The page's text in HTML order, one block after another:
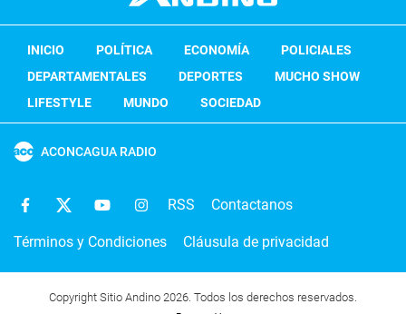
INICIO POLÍTICA ECONOMÍA
POLICIALES
DEPARTAMENTALES
DEPORTES
MUCHO SHOW
LIFESTYLE
MUNDO SOCIEDAD
ACONCAGUA RADIO
RSS Contactanos
Términos y Condiciones Cláusula de privacidad
Copyright Sitio Andino 2026. Todos los derechos reservados.